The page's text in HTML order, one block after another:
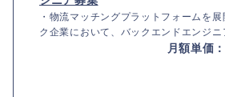
・物流マッチングプラットフォームを
ク企業において、バックエンドエンジニ
月額単価